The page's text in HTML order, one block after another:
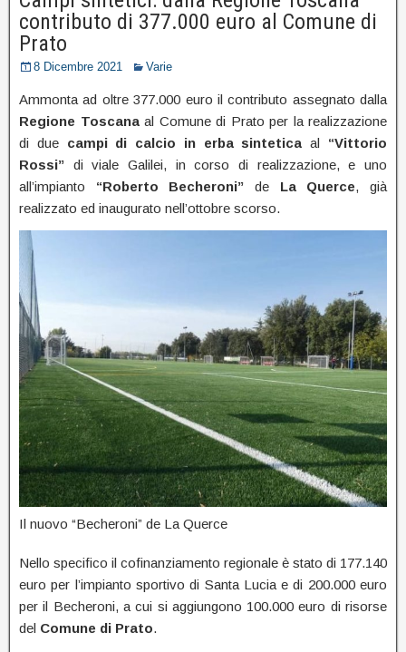
contributo di 377.000 euro al Comune di
Prato
8 Dicembre 2021 Varie
Ammonta ad oltre 377.000 euro il contributo assegnato dalla
Regione Toscanaal Comune di Prato per la realizzazione
di due campi di calcio in erba sintetica al “Vittorio
Rossi” di viale Galilei, in corso di realizzazione, e uno
all’impianto “Roberto Becheroni”de La Querce, già
realizzato ed inaugurato nell’ottobre scorso.
Il nuovo “Becheroni” de La Querce
Nello specifico il cofinanziamento regionale è stato di 177.140
euro per l’impianto sportivo di Santa Lucia e di 200.000 euro
per il Becheroni, a cui si aggiungono 100.000 euro di risorse
del Comune di Prato.